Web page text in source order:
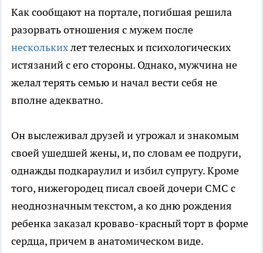
Как сообщают на портале, погибшая решила
разорвать отношения с мужем после
несколькихлет телесных и психологических
истязаний с его стороны. Однако, мужчина не
желал терять семью и начал вести себя не
вполне адекватно.
Он выслеживал друзей и угрожал и знакомым
своей ушедшей жены, и, по словам ее подруги,
однажды подкараулил и избил супругу. Кроме
того, нижегородец писал своей дочери СМС с
неоднозначным текстом, а ко дню рождения
ребенка заказал кроваво-красный торт в форме
сердца, причем в анатомическом виде.